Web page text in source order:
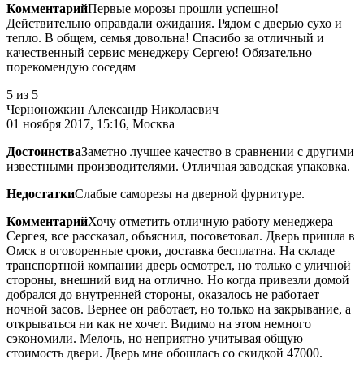
КомментарийПервые морозы прошли успешно!
Действительно оправдали ожидания. Рядом с дверью сухо и
тепло. В общем, семья довольна! Спасибо за отличный и
качественный сервис менеджеру Сергею! Обязательно
порекомендую соседям
5 из 5
Черноножкин Александр Николаевич
01 ноября 2017, 15:16, Москва
ДостоинстваЗаметно лучшее качество в сравнении с другими
известными производителями. Отличная заводская упаковка.
НедостаткиСлабые саморезы на дверной фурнитуре.
КомментарийХочу отметить отличную работу менеджера
Сергея, все рассказал, объяснил, посоветовал. Дверь пришла в
Омск в оговоренные сроки, доставка бесплатна. На складе
транспортной компании дверь осмотрел, но только с уличной
стороны, внешний вид на отлично. Но когда привезли домой
добрался до внутренней стороны, оказалось не работает
ночной засов. Вернее он работает, но только на закрывание, а
открываться ни как не хочет. Видимо на этом немного
сэкономили. Мелочь, но неприятно учитывая общую
стоимость двери. Дверь мне обошлась со скидкой 47000.